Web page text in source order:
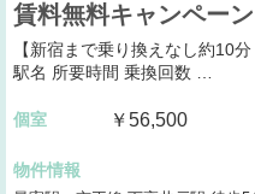
賃料無料キャンペー
【新宿まで乗り換えなし約10
駅名 所要時間 乗換回数 …
個室 ￥56,500
物件情報